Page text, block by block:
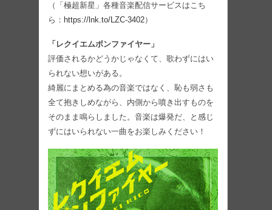
（「極超新星」各種音楽配信サービスはこち
ら： https://lnk.to/LZC-3402）
「レクイエムボンファイヤー」
評価されるかどうかじゃなくて、歌わずにはい
られない想いがある。
綺麗にまとめる為の音楽ではなく、恥も弱さも
全て抱きしめながら、内側から噴き出すものを
そのまま鳴らしました。音楽は爆発だ、と感じ
ずにはいられない一曲をお楽しみください！